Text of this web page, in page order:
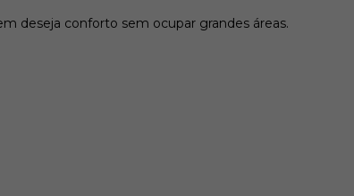
deseja conforto sem ocupar grandes áreas.